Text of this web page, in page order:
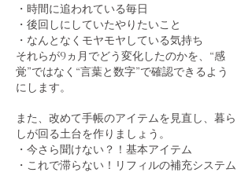
・時間に追われている毎日
・後回しにしていたやりたいこと
・なんとなくモヤモヤしている気持ち
それらが9ヵ月でどう変化したのかを、“感
覚”ではなく“言葉と数字”で確認できるよう
にします。
また、改めて手帳のアイテムを見直し、暮ら
しが回る土台を作りましょう。
・今さら聞けない？！基本アイテム
・これで滞らない！リフィルの補充システム